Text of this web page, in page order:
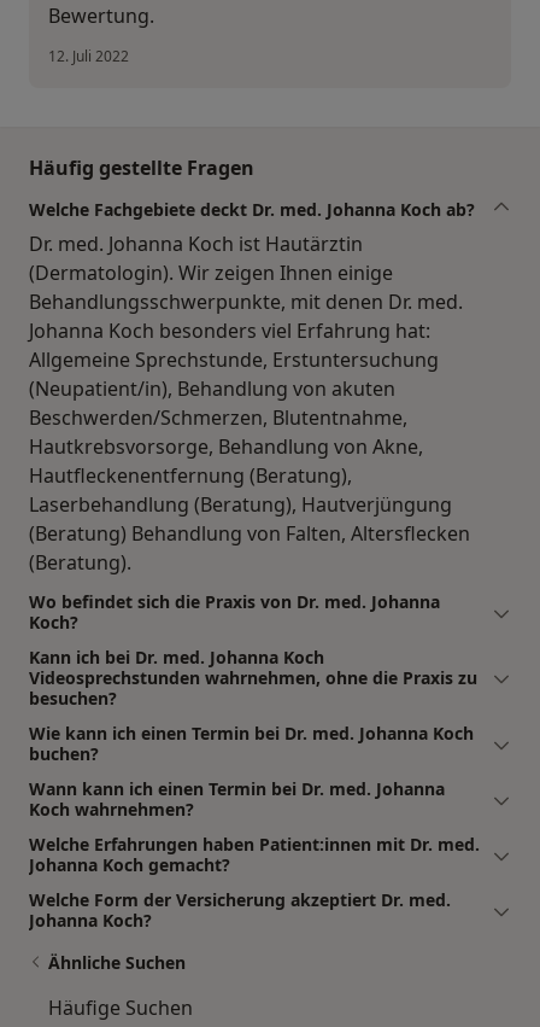
Bewertung.
12. Juli 2022
Häufig gestellte Fragen
Welche Fachgebiete deckt Dr. med. Johanna Koch ab?
Dr. med. Johanna Koch ist Hautärztin
(Dermatologin). Wir zeigen Ihnen einige
Behandlungsschwerpunkte, mit denen Dr. med.
Johanna Koch besonders viel Erfahrung hat:
Allgemeine Sprechstunde, Erstuntersuchung
(Neupatient/in), Behandlung von akuten
Beschwerden/Schmerzen, Blutentnahme,
Hautkrebsvorsorge, Behandlung von Akne,
Hautfleckenentfernung (Beratung),
Laserbehandlung (Beratung), Hautverjüngung
(Beratung) Behandlung von Falten, Altersflecken
(Beratung).
Wo befindet sich die Praxis von Dr. med. Johanna
Koch?
Kann ich bei Dr. med. Johanna Koch
Videosprechstunden wahrnehmen, ohne die Praxis zu
besuchen?
Wie kann ich einen Termin bei Dr. med. Johanna Koch
buchen?
Wann kann ich einen Termin bei Dr. med. Johanna
Koch wahrnehmen?
Welche Erfahrungen haben Patient:innen mit Dr. med.
Johanna Koch gemacht?
Welche Form der Versicherung akzeptiert Dr. med.
Johanna Koch?
Ähnliche Suchen
Häufige Suchen